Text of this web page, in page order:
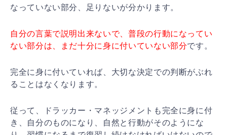
なっていない部分、足りないが分かります。
自分の言葉で説明出来ないで、普段の行動になってい
ない部分は、まだ十分に身に付いていない部分です。
完全に身に付いていれば、大切な決定での判断がぶれ
るこ とはなくなります。
従って、ドラッカー・マネッジメントも完全に身に付
き、
自分のものになり、自然と行動がそのようにな